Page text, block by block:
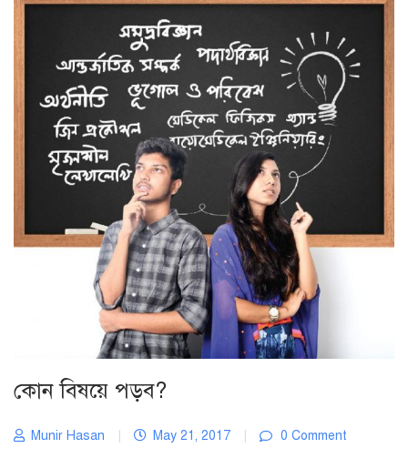
কোন বিষয়ে পড়ব?
Munir Hasan May 21, 2017 0 Comment